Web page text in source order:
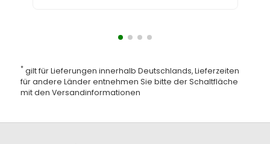
*gilt für Lieferungen innerhalb Deutschlands, Lieferzeiten
für andere Länder entnehmen Sie bitte der Schaltfläche
mit den Versandinformationen